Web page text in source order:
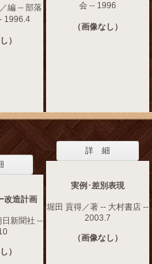
編 -- 部落
1996.4
）
会 -- 1996
（画像なし）
改造計画
新聞社 --
）
詳 細
実例･差別表現
堀田 貢得／著 -- 大村書店 --
2003.7
（画像なし）